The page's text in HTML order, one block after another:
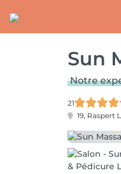
Sun
Notre
21
19, Raspert